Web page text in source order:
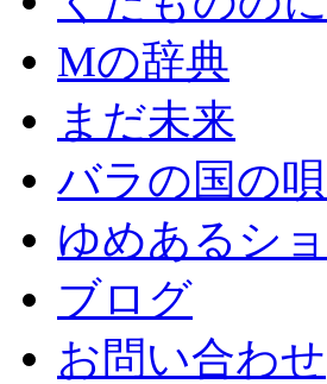
Mの辞典
まだ未来
バラの国の
ゆめあるシ
ブログ
お問い合わせ